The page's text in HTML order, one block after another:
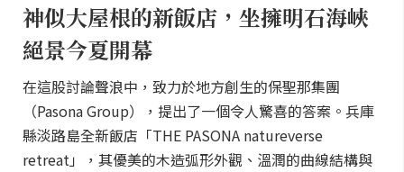
神似大屋根的新飯店，坐擁明石海峽
絕景今夏開幕
在這股討論聲浪中，致力於地方創生的保聖那集團
（Pasona Group），提出了一個令人驚喜的答案。兵庫
縣淡路島全新飯店「THE PASONA natureverse
retreat」，其優美的木造弧形外觀、溫潤的曲線結構與